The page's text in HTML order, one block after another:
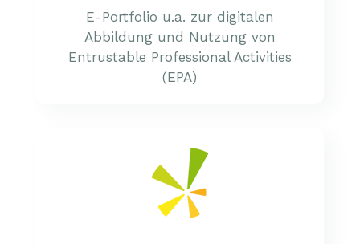
E-Portfolio u.a. zur digitalen
Abbildung und Nutzung von
Entrustable Professional Activities
(EPA)